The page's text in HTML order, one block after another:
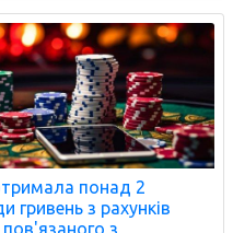
понад 2
гривень з рахунків
з